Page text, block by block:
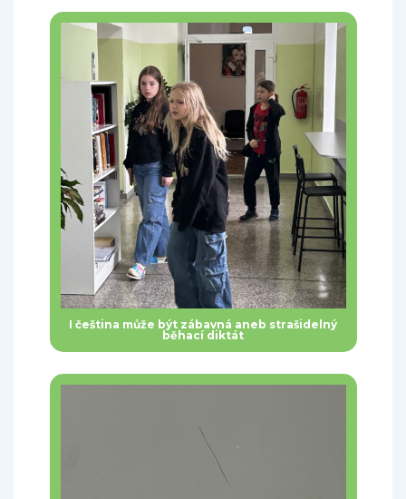
I čeština může být zábavná aneb strašidelný
běhací diktát